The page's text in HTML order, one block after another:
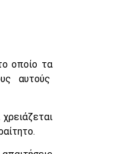
οποίο τα
αυτούς